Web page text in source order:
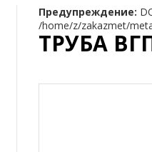
Предупреждение:
/home/z/zakazmet/
ТРУБА